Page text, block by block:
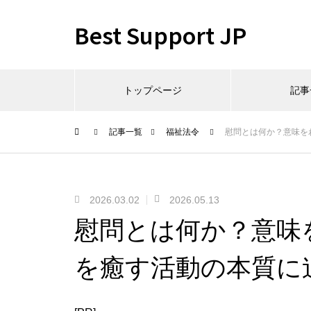
Best Support JP
トップページ 記
記事一覧 福祉法令 慰問とは何か？意味
2026.03.02 2026.05.13
慰問とは何か？意
を癒す活動の本質に